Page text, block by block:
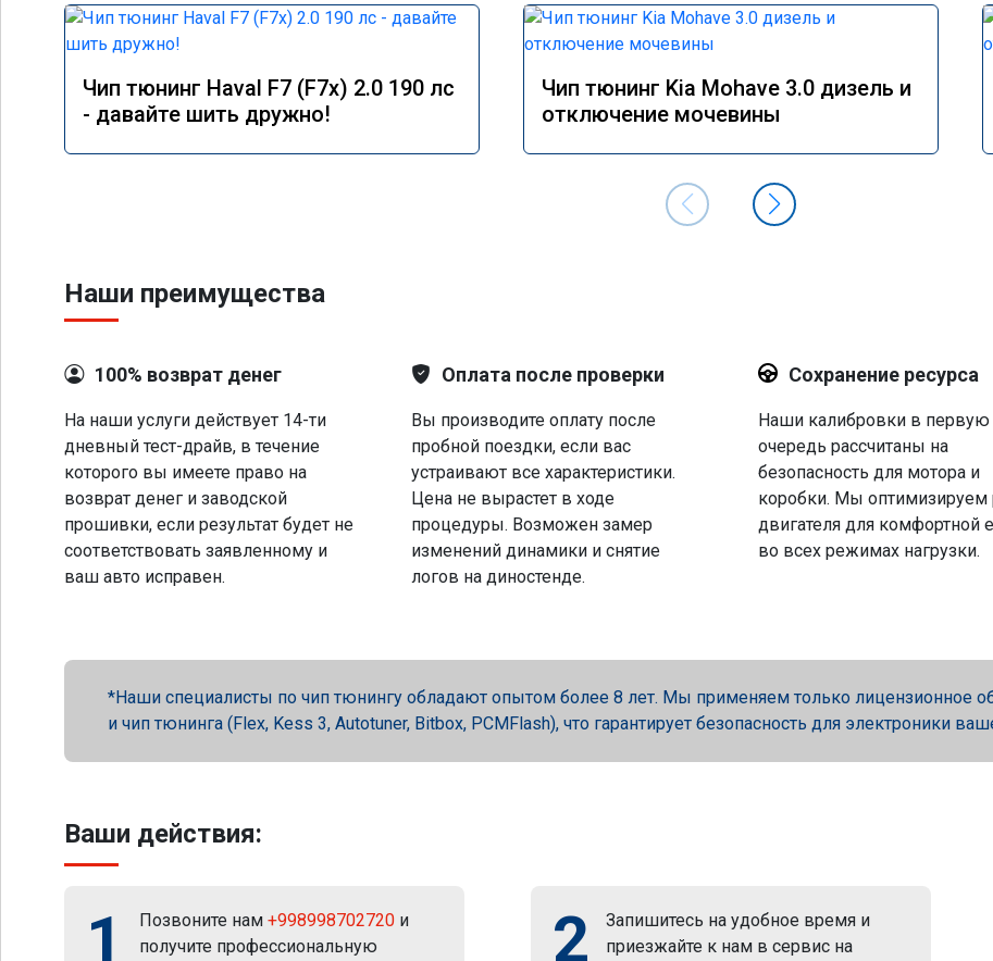
Чип тюнинг Haval F7 (F7x) 2.0 190 лс
- давайте шить дружно!
Чип тюнинг Kia Mohave 3.0 дизель и
отключение мочевины
Наши преимущества
100% возврат денег
На наши услуги действует 14-ти
дневный тест-драйв, в течение
которого вы имеете право на
возврат денег и заводской
прошивки, если результат будет не
соответствовать заявленному и
ваш авто исправен.
Оплата после проверки
Вы производите оплату после
пробной поездки, если вас
устраивают все характеристики.
Цена не вырастет в ходе
процедуры. Возможен замер
изменений динамики и снятие
логов на диностенде.
Сохранение ресурса
Наши калибровки в первую
очередь рассчитаны на
безопасность для мотора и
коробки. Мы оптимизируем
двигателя для комфортной
во всех режимах нагрузки.
Наши специалисты по чип тюнингу обладают опытом более 8 лет. Мы применяем только лицензионное
и чип тюнинга (Flex, Kess 3, Autotuner, Bitbox, PCMFlash), что гарантирует безопасность для электроники
Ваши действия:
1 Позвоните нам +998998702720 и
получите профессиональную
2
Запишитесь на удобное время и
приезжайте к нам в сервис на